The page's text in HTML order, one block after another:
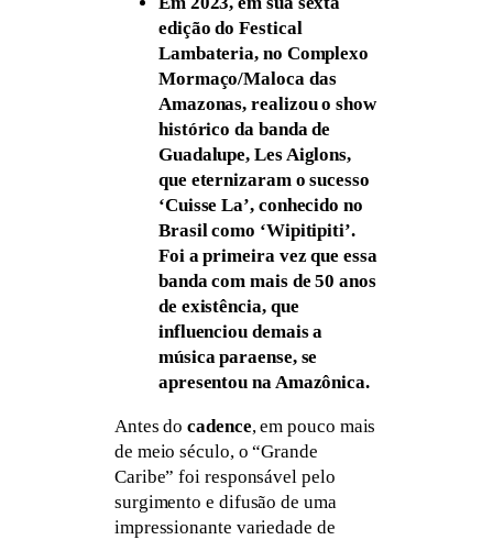
edição do Festical
Lambateria, no Complexo
Mormaço/Maloca das
Amazonas, realizou o show
histórico da banda de
Guadalupe, Les Aiglons,
que eternizaram o sucesso
‘Cuisse La’, conhecido no
Brasil como ‘Wipitipiti’.
Foi a primeira vez que essa
banda com mais de 50 anos
de existência, que
influenciou demais a
música paraense, se
apresentou na Amazônica.
Antes docadence, em pouco mais
de meio século, o “Grande
Caribe” foi responsável pelo
surgimento e difusão de uma
impressionante variedade de